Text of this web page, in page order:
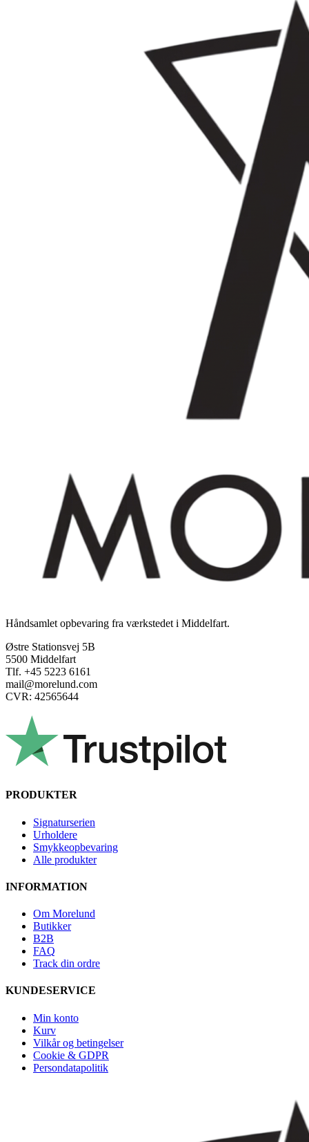
Håndsamlet opbevaring fra værkstedet i Middelfart.
Østre Stationsvej 5B
5500 Middelfart
Tlf. +45 5223 6161
mail@morelund.com
CVR: 42565644
PRODUKTER
Signaturserien
Urholdere
Smykkeopbevaring
Alle produkter
INFORMATION
Om Morelund
Butikker
B2B
FAQ
Track din ordre
KUNDESERVICE
Min konto
Kurv
Vilkår og betingelser
Cookie & GDPR
Persondatapolitik